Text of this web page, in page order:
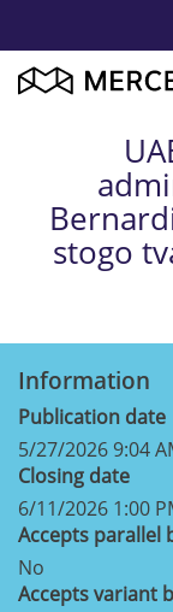
stogo
Information
Publication date
5/27/2026 9:04
Closing date
6/11/2026 1:00
Accepts parallel
No
Accepts variant